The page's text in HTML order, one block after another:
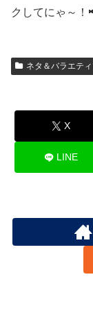
クしてにゃ～！
ネタ＆バラエティ
X
LINE